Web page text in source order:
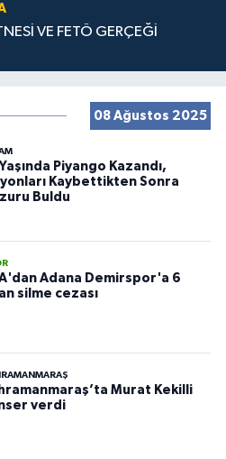
VE FETÖ GERÇEĞİ
08 Ağustos 2025
Piyango Kazandı,
Kaybettikten Sonra
Buldu
Adana Demirspor'a 6
silme cezası
Murat Kekilli
verdi